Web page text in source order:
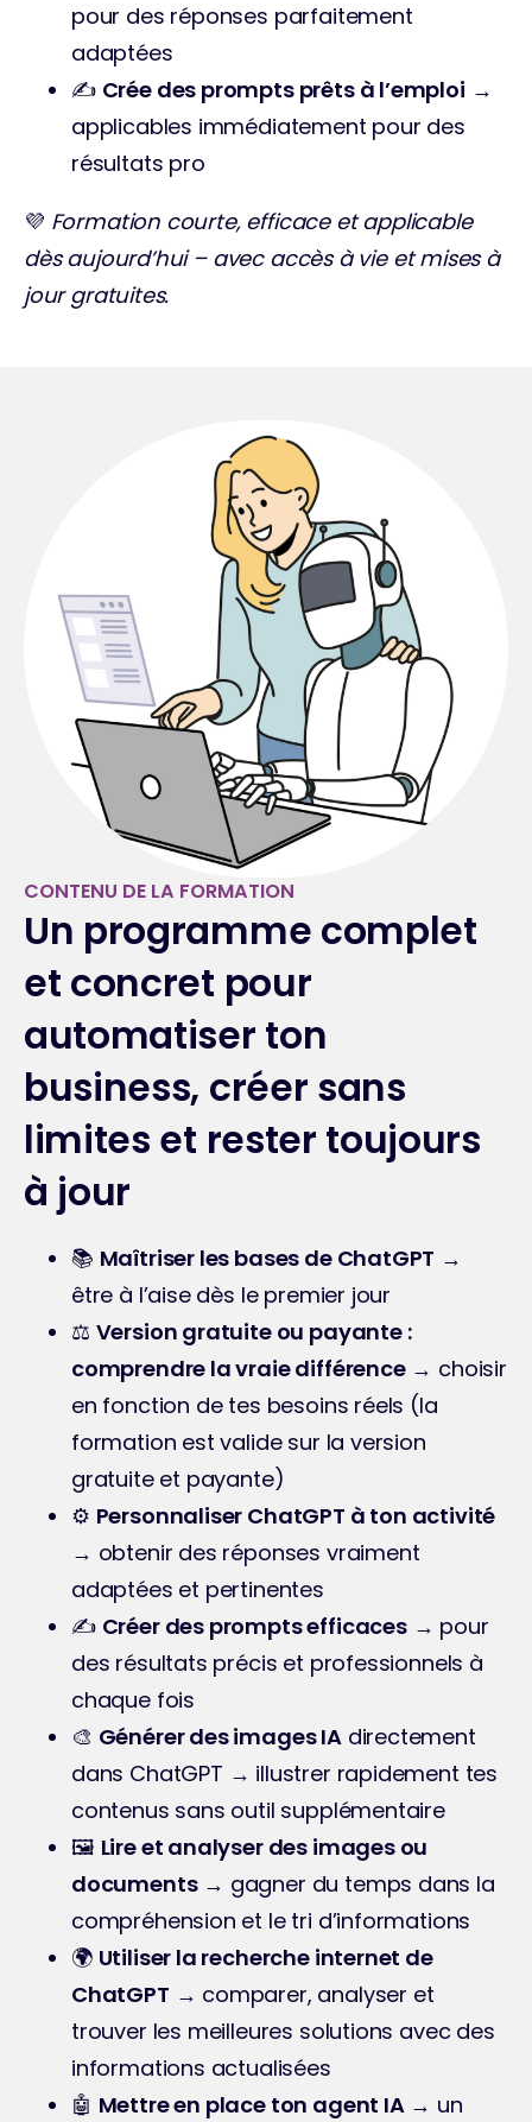
pour des réponses parfaitement
adaptées
✍️ Crée des prompts prêts à l’emploi →
applicables immédiatement pour des
résultats pro
💜 Formation courte, efficace et applicable
dès aujourd’hui – avec accès à vie et mises à
jour gratuites.
CONTENU DE LA FORMATION
Un programme complet
et concret pour
automatiser ton
business, créer sans
limites et rester toujours
à jour
📚 Maîtriser les bases de ChatGPT →
être à l’aise dès le premier jour
⚖️ Version gratuite ou payante :
comprendre la vraie différence → choisir
en fonction de tes besoins réels (la
formation est valide sur la version
gratuite et payante)
⚙️ Personnaliser ChatGPT à ton activité
→ obtenir des réponses vraiment
adaptées et pertinentes
✍️ Créer des prompts efficaces → pour
des résultats précis et professionnels à
chaque fois
🎨 Générer des images IA directement
dans ChatGPT → illustrer rapidement tes
contenus sans outil supplémentaire
🖼️ Lire et analyser des images ou
documents → gagner du temps dans la
compréhension et le tri d’informations
🌍 Utiliser la recherche internet de
ChatGPT → comparer, analyser et
trouver les meilleures solutions avec des
informations actualisées
🤖 Mettre en place ton agent IA → un